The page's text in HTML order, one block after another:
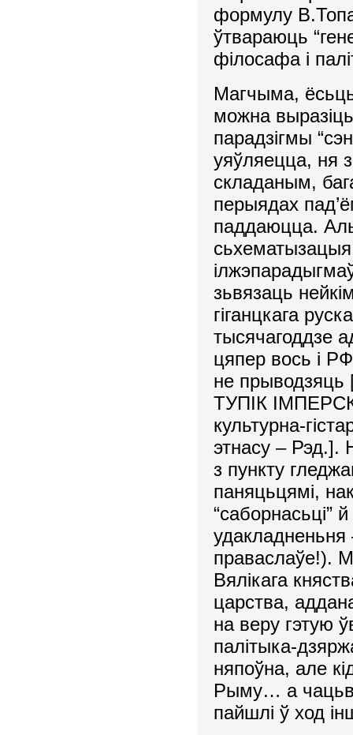
формулу
ўтвараюць
філосафа і
Магчыма, ёсьць
можна
парадзігмы
уяўляецца, ня
складаным,
перыядах
паддаюцца.
зьвязаць
гіганцкага
тысячагоддзе
цяпер вось і
не прыводзяць
ТУПІК
культурна-
этнасу – Рэд.].
з пункту
паняцьцямі,
“саборнасьці”
праваслаўе!).
Вялікага
царства,
на веру гэтую
палітыка-
няпоўна, але
Рыму… а
пайшлі ў ход